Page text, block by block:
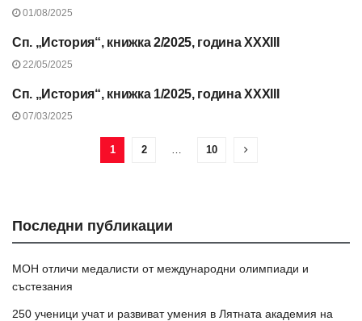
01/08/2025
СЪДЪРЖАНИЕ НА СП.
Сп. „История“, книжка 2/2025, година XXXIII
22/05/2025
СЪДЪРЖАНИЕ НА СП.
Сп. „История“, книжка 1/2025, година XXXIII
07/03/2025
1 2 … 10
Последни публикации
МОН отличи медалисти от международни олимпиади и
състезания
250 ученици учат и развиват умения в Лятната академия на